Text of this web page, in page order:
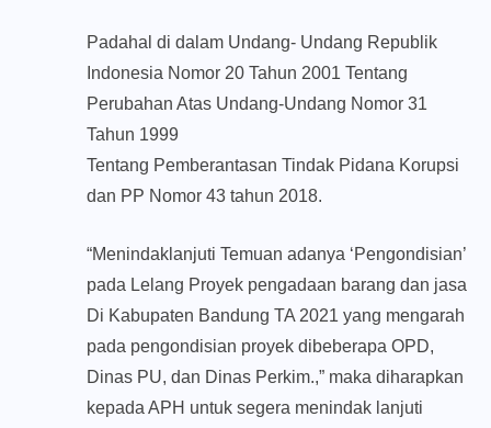
Padahal di dalam Undang- Undang Republik
Indonesia Nomor 20 Tahun 2001 Tentang
Perubahan Atas Undang-Undang Nomor 31
Tahun 1999
Tentang Pemberantasan Tindak Pidana Korupsi
dan PP Nomor 43 tahun 2018.
“Menindaklanjuti Temuan adanya ‘Pengondisian’
pada Lelang Proyek pengadaan barang dan jasa
Di Kabupaten Bandung TA 2021 yang mengarah
pada pengondisian proyek dibeberapa OPD,
Dinas PU, dan Dinas Perkim.,” maka diharapkan
kepada APH untuk segera menindak lanjuti